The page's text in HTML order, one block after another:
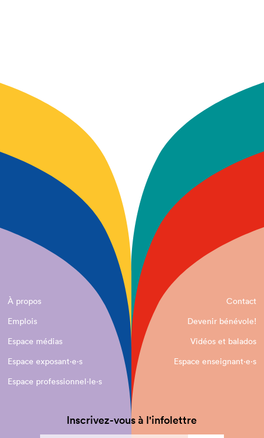
À propos
Contact
Emplois
Devenir bénévole!
Espace médias
Vidéos et balados
Espace exposant·e⋅s
Espace enseignant·e⋅s
Espace professionnel·le⋅s
Inscrivez-vous à l'infolettre